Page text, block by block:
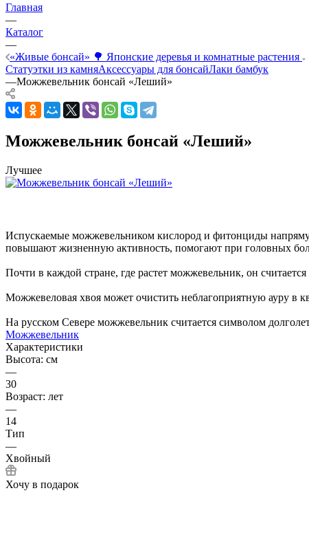
Главная
—
Каталог
—
«Живые бонсай» 🌳 Японские деревья и комнатные растения
Статуэтки из камняАксессуары для бонсайЛаки бамбук
—Можжевельник бонсай «Леший»
Можжевельник бонсай «Леший»
Лучшее
Испускаемые можжевельником кислород и фитонциды
повышают жизненную активность, помогают при головных
Почти в каждой стране, где растет можжевельник, он
Можжевеловая хвоя может очистить неблагоприятную ауру в
На русском Севере можжевельник считается символом
Можжевельник
Характеристики
Высота: см
—
30
Возраст: лет
—
14
Тип
—
Хвойный
Хочу в подарок